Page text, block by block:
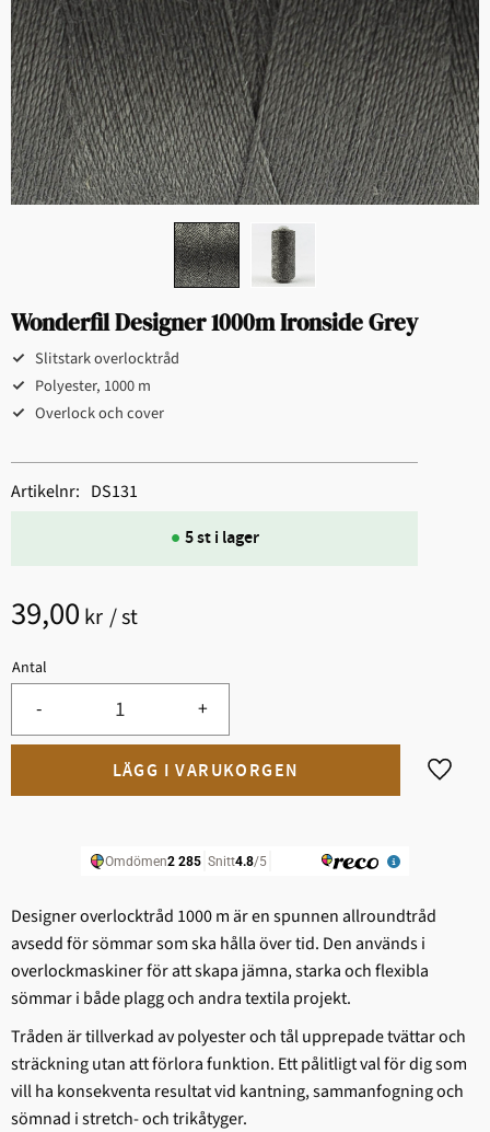
Wonderfil Designer 1000m Ironside Grey
Slitstark overlocktråd
Polyester, 1000 m
Overlock och cover
39,00 kr /st
Antal
+
-
Lägg
5 st i lager
Artikelnr DS131
Designer overlocktråd 1000 m är en spunnen allroundtråd
avsedd för sömmar som ska hålla över tid. Den används i
overlockmaskiner för att skapa jämna, starka och flexibla
sömmar i både plagg och andra textila projekt.
Tråden är tillverkad av polyester och tål upprepade tvättar och
sträckning utan att förlora funktion. Ett pålitligt val för dig som
vill ha konsekventa resultat vid kantning, sammanfogning och
sömnad i stretch- och trikåtyger.